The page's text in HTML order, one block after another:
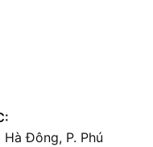
Đông, P. Phú